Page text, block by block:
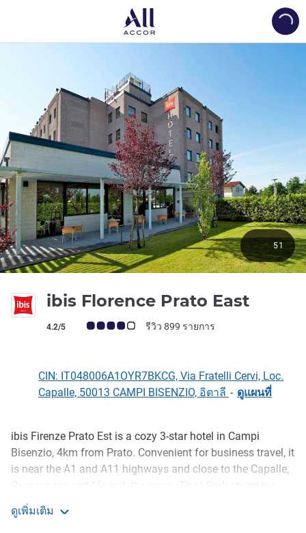
ibis Florence Prato East
คะแนนความคิดเห็นจากแขก (เรทติ้งบน ALL)
4.2/5 รีวิว 899 รายการ
51
CIN: IT048006A1OYR7BKCG, Via Fratelli Cervi, Loc.
Capalle, 50013 CAMPI BISENZIO, อิตาลี - ดูแผนที่
รายละเอียด
ibis Firenze Prato Est is a cozy 3-star hotel in Campi
Bisenzio, 4km from Prato. Convenient for business travel, it
is near the A1 and A11 highways and close to the Capalle,
center is a few minutes walk away, and its proximity to the
Asmana spa makes it perfect for relaxing weekends. It is
ดูเพิ่มเติม